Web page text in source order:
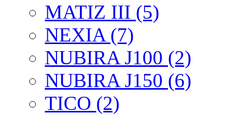
MATIZ III (5)
NEXIA (7)
NUBIRA J100 (2)
NUBIRA J150 (6)
TICO (2)